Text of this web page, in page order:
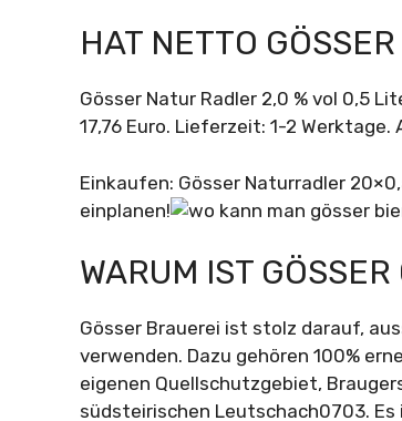
HAT NETTO
Gösser Natur Radler 2,0 % vol 0,5
17,76 Euro. Lieferzeit: 1-2
Einkaufen: Gösser Naturradler
einplanen!
WARUM IST
Gösser Brauerei ist stolz darauf,
verwenden. Dazu gehören 100%
eigenen Quellschutzgebiet,
südsteirischen Leutschach0703.